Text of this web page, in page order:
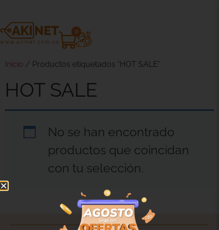
0
Inicio / Productos etiquetados “HOT SALE”
HOT SALE
No se han encontrado
productos que coincidan
con tu selección.